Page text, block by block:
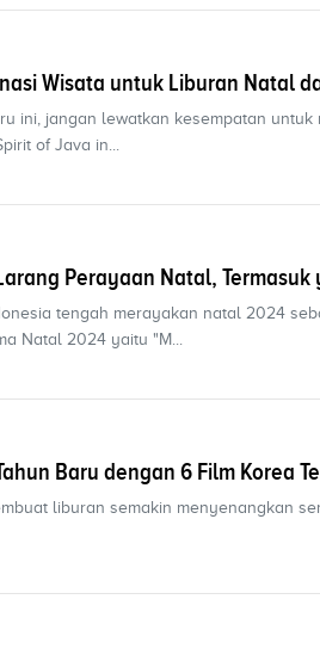
Wisata untuk Liburan Natal
ini, jangan lewatkan kesempatan
of Java in...
Perayaan Natal,
tengah merayakan natal 2024
Natal 2024 yaitu "M...
Baru dengan 6 Film Korea
liburan semakin menyenangkan